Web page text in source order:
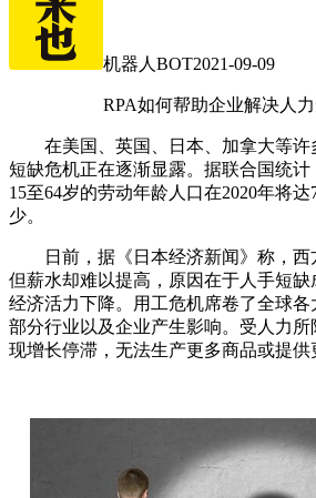
机器人BOT2021-09-09
RPA如何帮助企业解决人
在美国、英国、日本、加拿大等许
短缺危机正在逐渐显露。据联合国统计
15至64岁的劳动年龄人口在2020年将
少。
日前，据《日本经济新闻》称，西
但薪水却难以提高，原因在于人手短
经济活力下降。用工危机席卷了全球
部分行业以及企业产生影响。受人力
现增长停滞，无法生产更多商品或提供